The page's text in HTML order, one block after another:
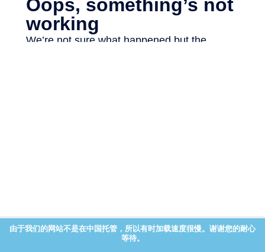
由于我们的网站不是在中国托管，所以有时加载速度很慢。谢谢您的耐心
等待。